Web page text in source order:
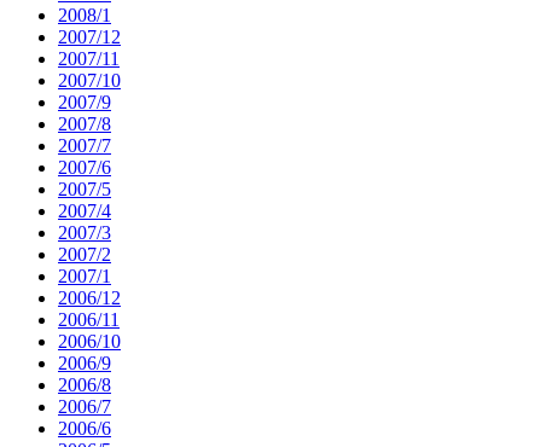
2008/1
2007/12
2007/11
2007/10
2007/9
2007/8
2007/7
2007/6
2007/5
2007/4
2007/3
2007/2
2007/1
2006/12
2006/11
2006/10
2006/9
2006/8
2006/7
2006/6